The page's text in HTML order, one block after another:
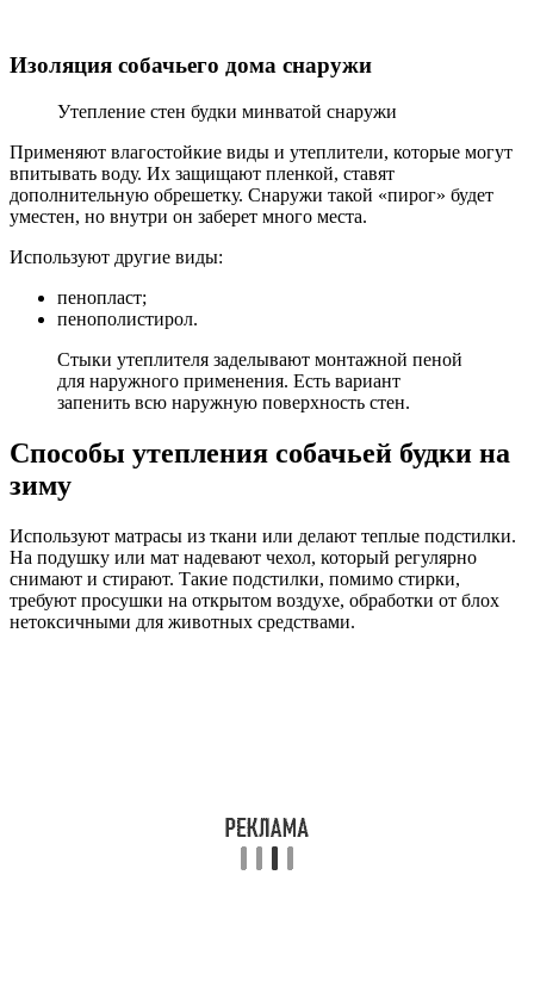
Изоляция собачьего дома снаружи
Утепление стен будки минватой снаружи
Применяют влагостойкие виды и утеплители, которые могут
впитывать воду. Их защищают пленкой, ставят
дополнительную обрешетку. Снаружи такой «пирог» будет
уместен, но внутри он заберет много места.
Используют другие виды:
пенопласт;
пенополистирол.
Стыки утеплителя заделывают монтажной пеной
для наружного применения. Есть вариант
запенить всю наружную поверхность стен.
Способы утепления собачьей будки на
зиму
Используют матрасы из ткани или делают теплые подстилки.
На подушку или мат надевают чехол, который регулярно
снимают и стирают. Такие подстилки, помимо стирки,
требуют просушки на открытом воздухе, обработки от блох
нетоксичными для животных средствами.